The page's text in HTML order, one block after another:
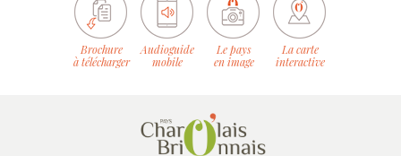
Brochure
à télécharger
Audioguide
mobile
Le pays
en image
La carte
interactive